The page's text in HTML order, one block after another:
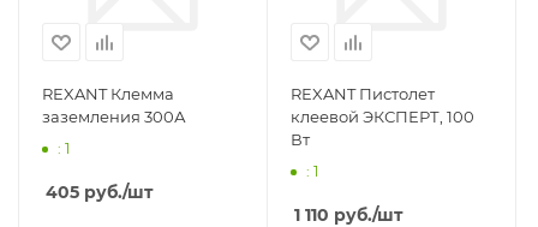
REXANT Клемма
заземления 300А
: 1
405 руб./шт
REXANT Пистолет
клеевой ЭКСПЕРТ, 100
Вт
: 1
1 110 руб./шт